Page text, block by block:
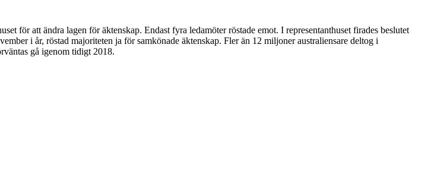
för att ändra lagen för äktenskap. Endast fyra ledamöter röstade emot. I representanthuset firades beslutet
i år, röstad majoriteten ja för samkönade äktenskap. Fler än 12 miljoner australiensare deltog i
gå igenom tidigt 2018.